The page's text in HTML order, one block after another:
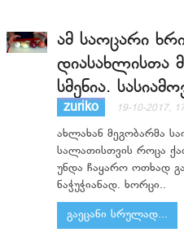
ამ საოცარი
დიასახლისთა
სმენია.
zuriko 19-10-2017,
ახლახან მეგობარმა
სალათისთვის როცა
უნდა ჩაყარო ოთხად
ნაჭუჭიანად. ხორცი..
გაეცანი სრულად...